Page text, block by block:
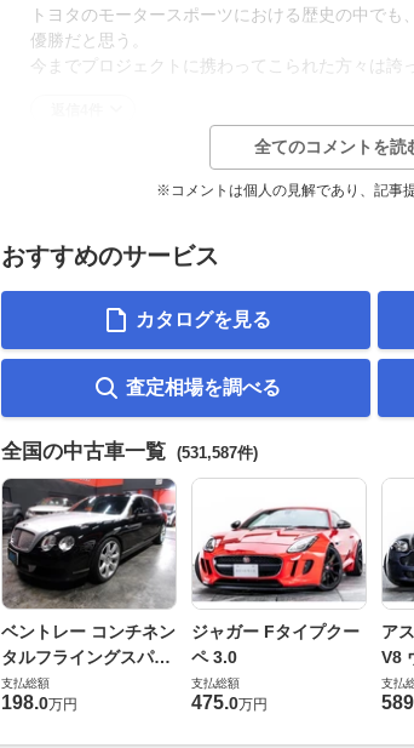
トヨタのモータースポーツにおける歴史の中で
優勝だと思う。
今までプロジェクトに携わってこられた方々は誇
全てのコメントを読
※コメントは個人の見解であり、記事
おすすめのサービス
カタログを見る
査定相場を調べる
全国の中古車一覧 (531,587件)
ベントレー コンチネン
タルフライングスパー
6.0 4WD
支払総額
198.0万円
ジャガー Fタイプクー
ペ 3.0
支払総額
475.0万円
ア
V8
ー
支払
589